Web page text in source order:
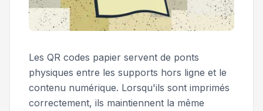
Les QR codes papier servent de ponts
physiques entre les supports hors ligne et le
contenu numérique. Lorsqu'ils sont imprimés
correctement, ils maintiennent la même